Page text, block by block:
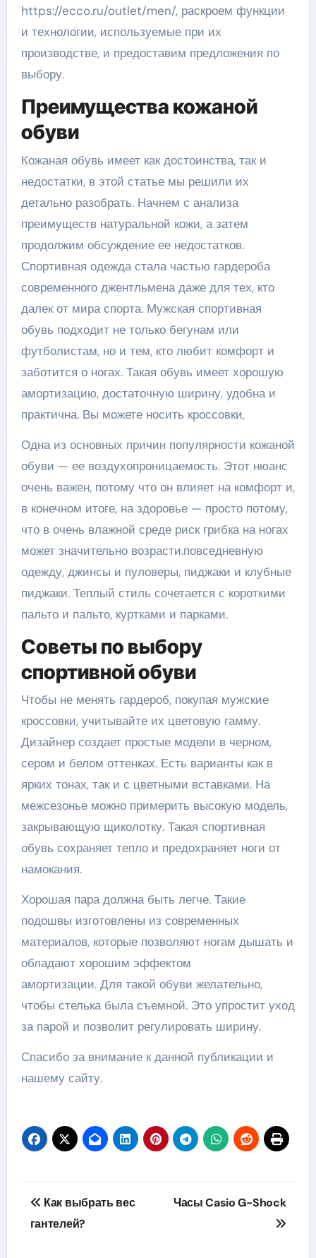
https://ecco.ru/outlet/men/, раскроем функции
и технологии, используемые при их
производстве, и предоставим предложения по
выбору.
Преимущества кожаной
обуви
Кожаная обувь имеет как достоинства, так и
недостатки, в этой статье мы решили их
детально разобрать. Начнем с анализа
преимуществ натуральной кожи, а затем
продолжим обсуждение ее недостатков.
Спортивная одежда стала частью гардероба
современного джентльмена даже для тех, кто
далек от мира спорта. Мужская спортивная
обувь подходит не только бегунам или
футболистам, но и тем, кто любит комфорт и
заботится о ногах. Такая обувь имеет хорошую
амортизацию, достаточную ширину, удобна и
практична. Вы можете носить кроссовки,
Одна из основных причин популярности кожаной
обуви — ее воздухопроницаемость. Этот нюанс
очень важен, потому что он влияет на комфорт и,
в конечном итоге, на здоровье — просто потому,
что в очень влажной среде риск грибка на ногах
может значительно возрасти.повседневную
одежду, джинсы и пуловеры, пиджаки и клубные
пиджаки. Теплый стиль сочетается с короткими
пальто и пальто, куртками и парками.
Советы по выбору
спортивной обуви
Чтобы не менять гардероб, покупая мужские
кроссовки, учитывайте их цветовую гамму.
Дизайнер создает простые модели в черном,
сером и белом оттенках. Есть варианты как в
ярких тонах, так и с цветными вставками. На
межсезонье можно примерить высокую модель,
закрывающую щиколотку. Такая спортивная
обувь сохраняет тепло и предохраняет ноги от
намокания.
Хорошая пара должна быть легче. Такие
подошвы изготовлены из современных
материалов, которые позволяют ногам дышать и
обладают хорошим эффектом
амортизации. Для такой обуви желательно,
чтобы стелька была съемной. Это упростит уход
за парой и позволит регулировать ширину.
Спасибо за внимание к данной публикации и
нашему сайту.
Навигация
по
Как выбрать вес
гантелей?
Часы Casio G-Shock